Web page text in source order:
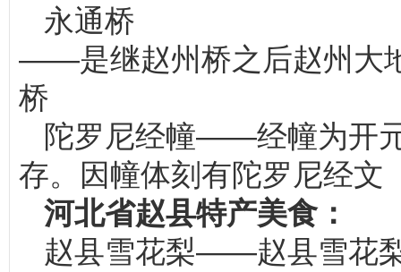
永通桥
——是继赵州桥之后赵州大
桥
陀罗尼经幢——经幢为开
存。因幢体刻有陀罗尼经文
河北省赵县特产美食：
赵县雪花梨——赵县雪花